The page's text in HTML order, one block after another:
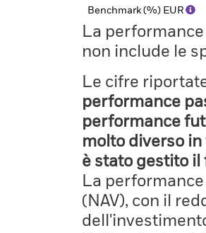
Benchmark (%) EUR
La
non include le
Le cifre
performance
performance
molto diverso
è stato gestito il
La
(NAV), con il